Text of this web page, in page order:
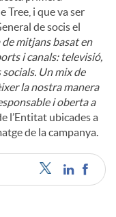
Tree, i que va ser
de socis el
de mitjans basat en
i canals: televisió,
Un mix de
la nostra manera
i oberta a
l’Entitat ubicades a
de la campanya.